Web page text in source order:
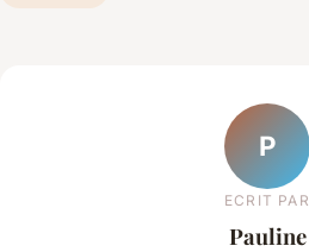
P
ECRIT PAR
Pauline